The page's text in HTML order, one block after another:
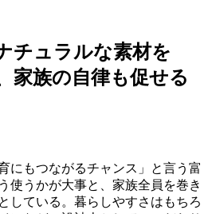
チュラルな素材を
家族の自律も促せる
にもつながるチャンス」と言う富
使うかが大事と、家族全員を巻き
している。暮らしやすさはもちろ